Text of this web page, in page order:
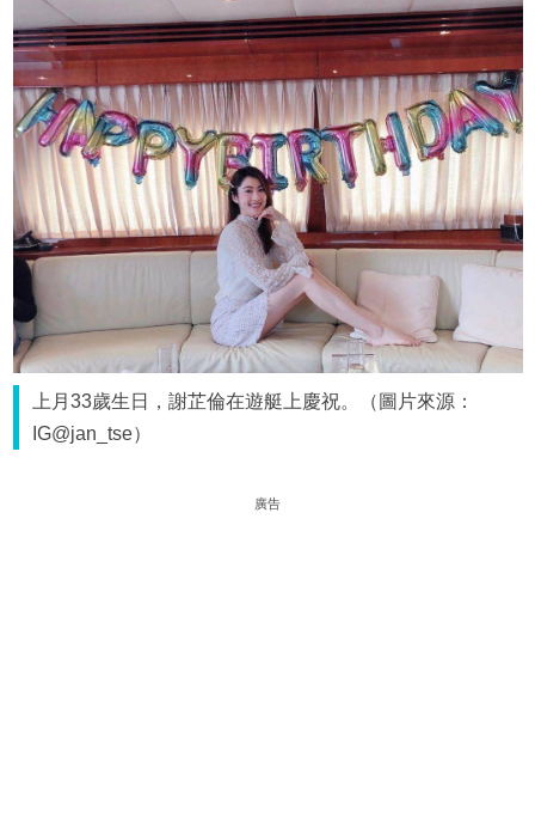
上月33歲生日，謝芷倫在遊艇上慶祝。（圖片來源：
IG@jan_tse）
廣告